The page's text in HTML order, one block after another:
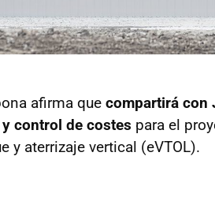
afirma que compartirá con
control de costes para el
y aterrizaje vertical (eVTOL).